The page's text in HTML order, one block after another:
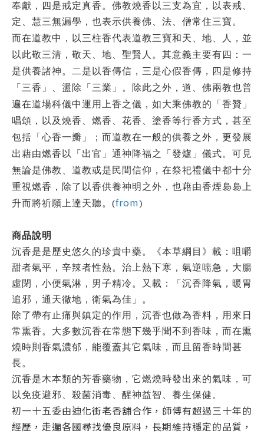
奉獻，四是戒定真香。佛教燒香以三支為宜，以表戒、
定、慧三無漏學，也表示供養佛、法、僧常住三寶。
而在道教中，以三柱香代表道教三寶和天、地、人，並
以此敬三清，敬天、地、聖賢人。其意義主要有四：一
是供養諸神。二是以香傳信，三是心假香傳，四是修持
「三香」、盪除「三業」。除此之外，道、佛兩教也普
遍在道場科儀中運用上香之儀，如大乘佛教的「香贊」
唱頌，以及燒香、燃香、花香、塗香等行香方式，甚至
包括「心香一瓣」；而道教在一般的供養之外，更發展
出藉由燃香以「出官」通神降福之「發爐」儀式。可見
無論是佛教、道教或是民間信仰，在祭祀禮儀中都十分
重視燃香，除了以香供養神明之外，也藉由香煙裊裊上
升而將祈願上達天聽。(from)
商品說明
沉香是是歷史悠久的珍貴中藥。《本草綱目》載：咀嚼
甜者氣平，辛辣者性熱。治上熱下寒，氣逆喘急，大腸
虛閉，小便氣淋，男子精冷。又載：「沉香降氣，暖胃
追邪，通天徹地，衛氣為佳」。
除了帶有止痛與鎮定的作用，沉香也做為香料，用來日
常熏香。大多數沉香在常態下幾乎聞不到香味，而在熏
燒時則香氣濃郁，能覆蓋其它氣味，而且留香時間甚
長。
沉香是木本類的芳香藥物，它燃燒時發出來的氣味，可
以免疫避邪、殺菌消毒、醒神益智、養生保健。
初一十五委由迪化街老香舖合作，師傅有超過三十年的
經歷，走遍各國尋找優良原料，長期維持穩定的品質，